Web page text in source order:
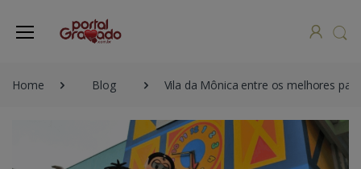
Home Blog Vila da Mônica entre os melhores